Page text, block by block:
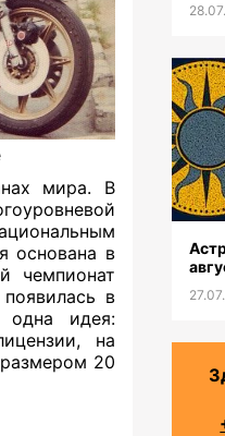
мира. В
основана в
чемпионат
в
идея:
на
20